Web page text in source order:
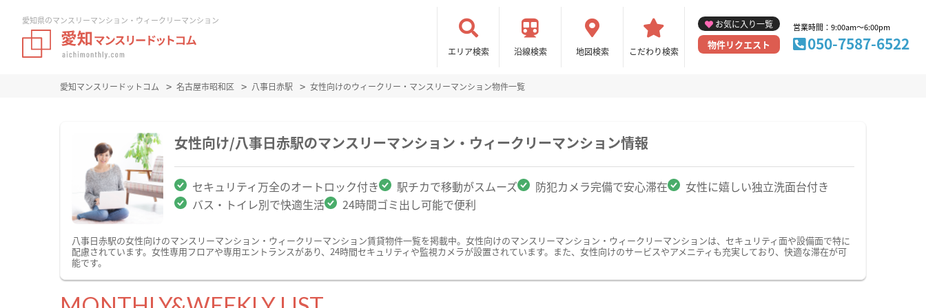
愛知県のマンスリーマンション・ウィークリーマンション
エリア検索 沿線検索 地図検索 こだわり検索
お気に入り一覧
物件リクエスト
営業時間：9:00am～6:00pm
050-7587-6522
愛知マンスリードットコム 名古屋市昭和区 八事日赤駅 女性向けのウィークリー・マンスリーマンション物件一覧
女性向け/八事日赤駅のマンスリーマンション・ウィークリーマンション情報
セキュリティ万全のオートロック付き 駅チカで移動がスムーズ 防犯カメラ完備で安心滞在
女性に嬉しい独立洗面台付き
バス・トイレ別で快適生活
24時間ゴミ出し可能で便利
八事日赤駅の女性向けのマンスリーマンション・ウィークリーマンション賃貸物件一覧を掲載中。女性向けのマンスリーマンション・ウィークリーマンションは、セキュリティ面や設備面で特に
配慮されています。女性専用フロアや専用エントランスがあり、24時間セキュリティや監視カメラが設置されています。また、女性向けのサービスやアメニティも充実しており、快適な滞在が可
能です。